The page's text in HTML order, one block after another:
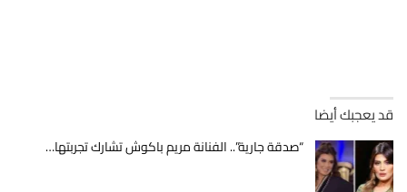
قد يعجبك أيضا
“صدقة جارية”.. الفنانة مريم باكوش تشارك تجربتها…